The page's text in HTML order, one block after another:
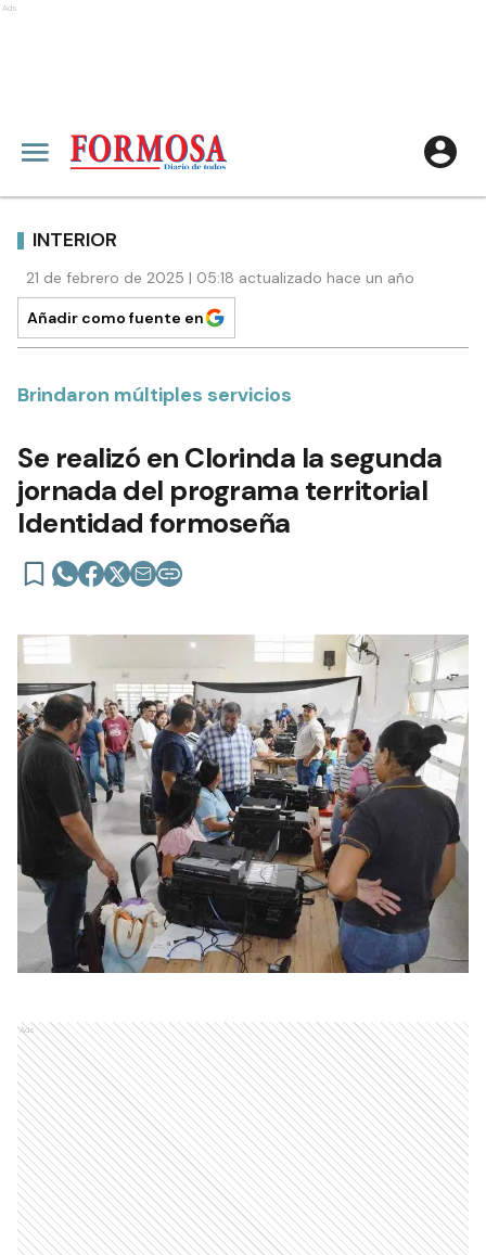
Ads
INTERIOR
21 de febrero de 2025 | 05:18 actualizado hace un año
Añadir como fuente en
Brindaron múltiples servicios
Se realizó en Clorinda la segunda
jornada del programa territorial
Identidad formoseña
Ads